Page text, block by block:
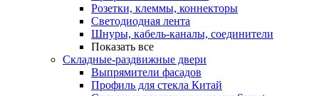
Розетки, клеммы, коннекторы
Светодиодная лента
Шнуры, кабель-каналы, соединители
Показать все
Складные-раздвижные двери
Выпрямители фасадов
Профиль для стекла Китай